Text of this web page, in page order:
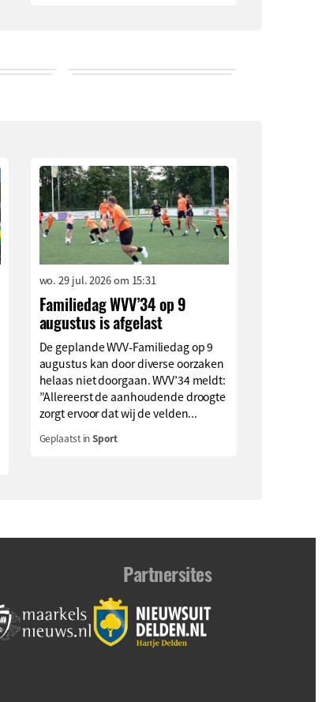
wo. 29 jul. 2026 om 15:31
Familiedag WVV’34 op 9
augustus is afgelast
De geplande WVV-Familiedag op 9
augustus kan door diverse oorzaken
helaas niet doorgaan. WVV’34 meldt:
”Allereerst de aanhoudende droogte
zorgt ervoor dat wij de velden...
Geplaatst inSport
Partnersites